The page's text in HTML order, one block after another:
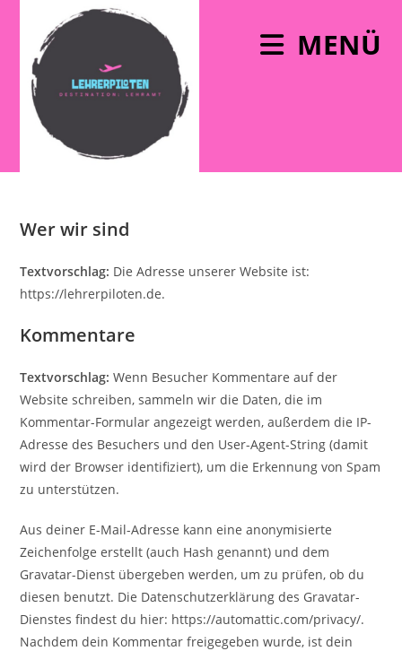
MENÜ
Wer wir sind
Textvorschlag: Die Adresse unserer Website ist:
https://lehrerpiloten.de.
Kommentare
Textvorschlag:Wenn Besucher Kommentare auf der
Website schreiben, sammeln wir die Daten, die im
Kommentar-Formular angezeigt werden, außerdem die IP-
Adresse des Besuchers und den User-Agent-String (damit
wird der Browser identifiziert), um die Erkennung von Spam
zu unterstützen.
Aus deiner E-Mail-Adresse kann eine anonymisierte
Zeichenfolge erstellt (auch Hash genannt) und dem
Gravatar-Dienst übergeben werden, um zu prüfen, ob du
diesen benutzt. Die Datenschutzerklärung des Gravatar-
Dienstes findest du hier: https://automattic.com/privacy/.
Nachdem dein Kommentar freigegeben wurde, ist dein